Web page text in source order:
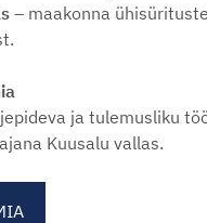
– maakonna ühisürituste
ja tulemusliku
Kuusalu vallas.